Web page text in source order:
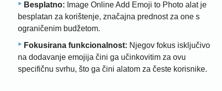
Besplatno: Image Online Add Emoji to Photo alat je
besplatan za korištenje, značajna prednost za one s
ograničenim budžetom.
Fokusirana funkcionalnost: Njegov fokus isključivo
na dodavanje emojija čini ga učinkovitim za ovu
specifičnu svrhu, što ga čini alatom za česte korisnike.